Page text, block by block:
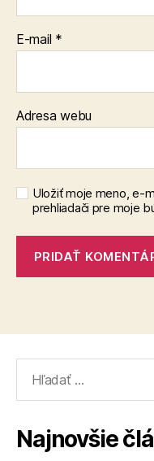
E-mail *
Adresa webu
Uložiť moje meno, e-
prehliadači pre moje
Najnovšie